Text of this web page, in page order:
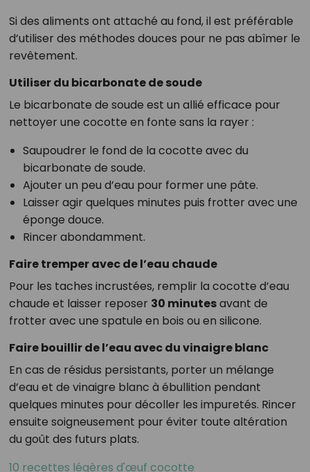
Si des aliments ont attaché au fond, il est préférable
d’utiliser des méthodes douces pour ne pas abîmer le
revêtement.
Utiliser du bicarbonate de soude
Le bicarbonate de soude est un allié efficace pour
nettoyer une cocotte en fonte sans la rayer :
Saupoudrer le fond de la cocotte avec du
bicarbonate de soude.
Ajouter un peu d’eau pour former une pâte.
Laisser agir quelques minutes puis frotter avec une
éponge douce.
Rincer abondamment.
Faire tremper avec de l’eau chaude
Pour les taches incrustées, remplir la cocotte d’eau
chaude et laisser reposer 30 minutesavant de
frotter avec une spatule en bois ou en silicone.
Faire bouillir de l’eau avec du vinaigre blanc
En cas de résidus persistants, porter un mélange
d’eau et de vinaigre blanc à ébullition pendant
quelques minutes pour décoller les impuretés. Rincer
ensuite soigneusement pour éviter toute altération
du goût des futurs plats.
10 recettes légères d'œuf cocotte